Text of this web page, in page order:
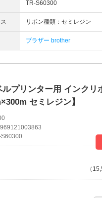
TR-S60300
リボン種類：セミレジン
ブラザー brother
プリンター用 インクリ
セミレジン】
S60300
（